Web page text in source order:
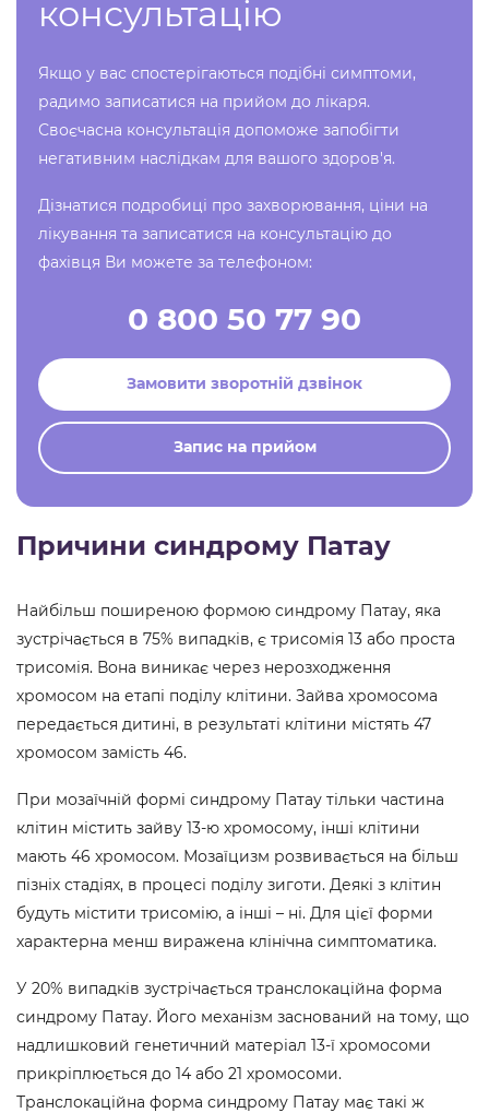
консультацію
Якщо у вас спостерігаються подібні симптоми,
радимо записатися на прийом до лікаря.
Своєчасна консультація допоможе запобігти
негативним наслідкам для вашого здоров'я.
Дізнатися подробиці про захворювання, ціни на
лікування та записатися на консультацію до
фахівця Ви можете за телефоном:
0 800 50 77 90
Замовити зворотній дзвінок
Запис на прийом
Причини синдрому Патау
Найбільш поширеною формою синдрому Патау, яка
зустрічається в 75% випадків, є трисомія 13 або проста
трисомія. Вона виникає через нерозходження
хромосом на етапі поділу клітини. Зайва хромосома
передається дитині, в результаті клітини містять 47
хромосом замість 46.
При мозаїчній формі синдрому Патау тільки частина
клітин містить зайву 13-ю хромосому, інші клітини
мають 46 хромосом. Мозаїцизм розвивається на більш
пізніх стадіях, в процесі поділу зиготи. Деякі з клітин
будуть містити трисомію, а інші – ні. Для цієї форми
характерна менш виражена клінічна симптоматика.
У 20% випадків зустрічається транслокаційна форма
синдрому Патау. Його механізм заснований на тому, що
надлишковий генетичний матеріал 13-ї хромосоми
прикріплюється до 14 або 21 хромосоми.
Транслокаційна форма синдрому Патау має такі ж